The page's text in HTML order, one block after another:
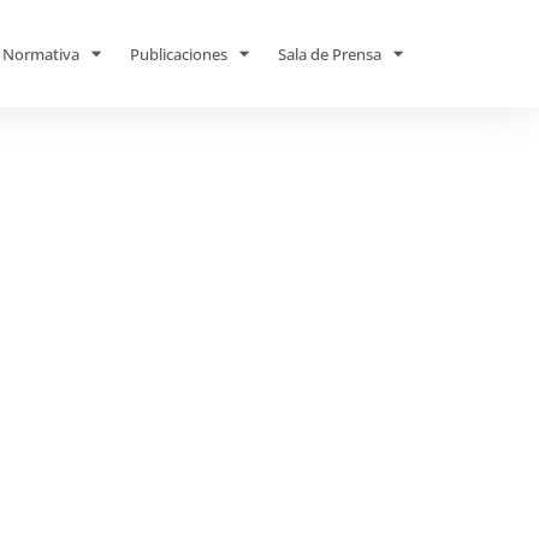
Normativa Publicaciones Sala de Prensa